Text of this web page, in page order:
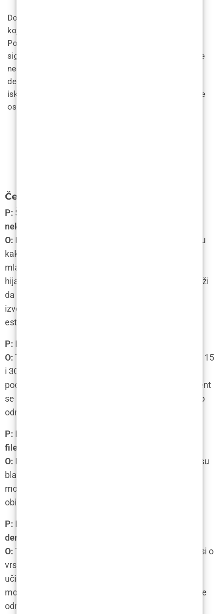
Dok cijena dermalnih filera varira ovisno o vrsti filera
koji se koristi i području koje se tretira, cijene u
Poliklinici LF odražavaju stručnost praktičara, mjere
sigurnosti i visokokvalitetne filere koji se koriste. Prije
nego što se podvrgnete bilo kojem tretmanu
dermalnim punilom, važno je odabrati kvalificiranog i
iskusnog praktičara i pravilno se pripremiti kako biste
osigurali optimalne rezultate.
Često postavljena pitanja
P: Što su dermalni fileri i kako se koriste u
nekirurškoj revitalizaciji lica?
O: Dermalni fileri su gelovi koji se ubrizgavaju u kožu
kako bi se ispunili nedostaci, popunile bore i dali
mladenački izgled licu. Najčešći sastojak je
hijaluronska kiselina, koja privlači vodu i pomaže koži
da ostane hidratizirana. Ovaj postupak se obično
izvodi u klinici od strane licenciranih stručnjaka za
estetiku.
P: Koliko dugo traje tretman dermalnim filerima?
O: Tretman dermalnim filerima obično traje između 15
i 30 minuta, ovisno o količini filera koji se koristi i na
području lica koje se tretira. Nakon tretmana, pacijent
se može vratiti u svoj uobičajeni ritam života gotovo
odmah.
P: Koji su najčešći nuspojave tretmana dermalnim
filerima?
O: Nuspojave tretmana dermalnim filerima obično su
blage i kratkotrajne, uključujući oticanje, crvenilo i
modrice na mjestu ubrizgavanja. Ove nuspojave
obično nestaju nakon nekoliko dana.
P: Koliko često bih trebao/a ponavljati tretman
dermalnim filerima?
O: Trajanje učinka tretmana dermalnim filerima ovisi o
vrsti filera i području lica koje se tretira. U prosjeku,
učinak traje između 6 i 18 mjeseci. Nakon toga,
možete odlučiti hoćete li ponoviti tretman kako biste
održali željeni izgled.